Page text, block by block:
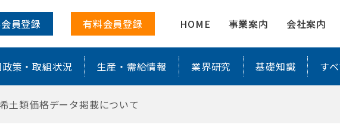
ついて ｜ 株式会社レアリサ
員登録 有料会員登録 HOME 事業案内 会社案内
策・取組状況 生産・需給情報 業界研究 基礎知識 す
土類価格データ掲載について